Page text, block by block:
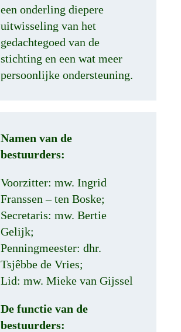
een onderling diepere
uitwisseling van het
gedachtegoed van de
stichting en een wat meer
persoonlijke ondersteuning.
Namen van de
bestuurders:
Voorzitter: mw. Ingrid
Franssen – ten Boske;
Secretaris: mw. Bertie
Gelijk;
Penningmeester: dhr.
Tsjêbbe de Vries;
Lid: mw. Mieke van Gijssel
De functie van de
bestuurders: